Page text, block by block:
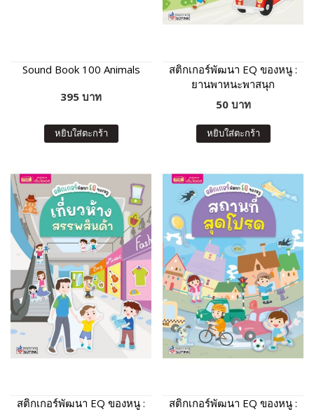
Sound Book 100 Animals
395 บาท
หยิบใส่ตะกร้า
สติกเกอร์พัฒนา EQ ของหนู :
ยานพาหนะพาสนุก
50 บาท
หยิบใส่ตะกร้า
สติกเกอร์พัฒนา EQ ของหนู :
สติกเกอร์พัฒนา EQ ของหนู :